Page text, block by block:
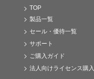
TOP
製品一覧
セール・優待一覧
サポート
ご購入ガイド
法人向けライセンス購入